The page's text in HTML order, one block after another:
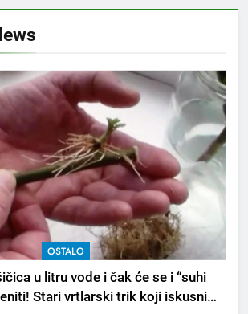
OSTALO
u litru vode i čak će se i “suhi
Stari vrtlarski trik koji iskusni